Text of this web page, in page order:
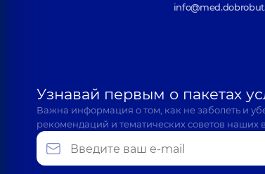
Узнавай первым о пакетах
Важна информация о том, как не заболеть и
рекомендаций и тематических советов наших